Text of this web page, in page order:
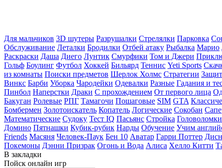
Для мальчиков 3D шутеры Разрушалки Стрелялки Парковка
Обслуживание Леталки Бродилки Отбей атаку Рыбалка Марио
Раскраски Даша Диего Лунтик Смурфики Том и Джери
Гольф Боулинг Футбол Хоккей Бильярд Теннис Yeti Sports
из комнаты Поиски предметов Шерлок Холмс Стратегии
Винкс Барби Уборка Чародейки Одевалки Разные Гадания и
Пинбол Наперстки Драки С прохождением От первого лица
Бакуган Ролевые РПГ Тамагочи Пошаговые SIM GTA
Бомбермен Золотоискатель Копатель Логические Сокобан
Математические Судоку Тест IQ Пасьянс Стройка Головоломки
Домино Пятнашки Кубик-рубик Нарды Обучение Учим
Friends Масяня Человек-Паук Бен 10 Аватар Гарри Поттер
Покемоны Дэнни Призрак Огонь и Вода Алиса Хелло Китти
В закладки
Пойск онлайн игр